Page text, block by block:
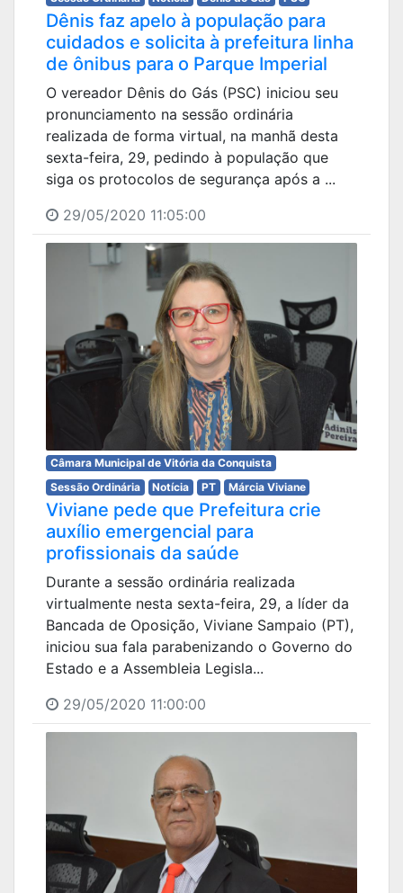
Dênis faz apelo à população para
cuidados e solicita à prefeitura linha
de ônibus para o Parque Imperial
O vereador Dênis do Gás (PSC) iniciou seu
pronunciamento na sessão ordinária
realizada de forma virtual, na manhã desta
sexta-feira, 29, pedindo à população que
siga os protocolos de segurança após a ...
29/05/2020 11:05:00
Câmara Municipal de Vitória da Conquista
Sessão Ordinária
Notícia PT Márcia Viviane
Viviane pede que Prefeitura crie
auxílio emergencial para
profissionais da saúde
Durante a sessão ordinária realizada
virtualmente nesta sexta-feira, 29, a líder da
Bancada de Oposição, Viviane Sampaio (PT),
iniciou sua fala parabenizando o Governo do
Estado e a Assembleia Legisla...
29/05/2020 11:00:00